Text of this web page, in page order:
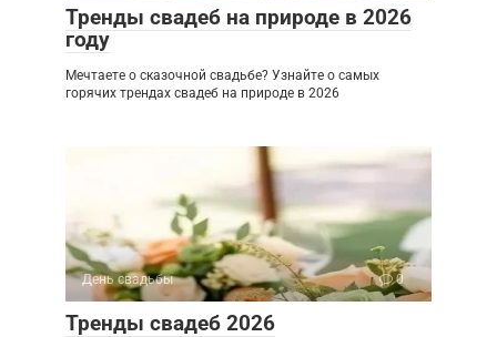
Тренды свадеб на природе в 2026
году
Мечтаете о сказочной свадьбе? Узнайте о самых
горячих трендах свадеб на природе в 2026
День свадьбы 0
Тренды свадеб 2026